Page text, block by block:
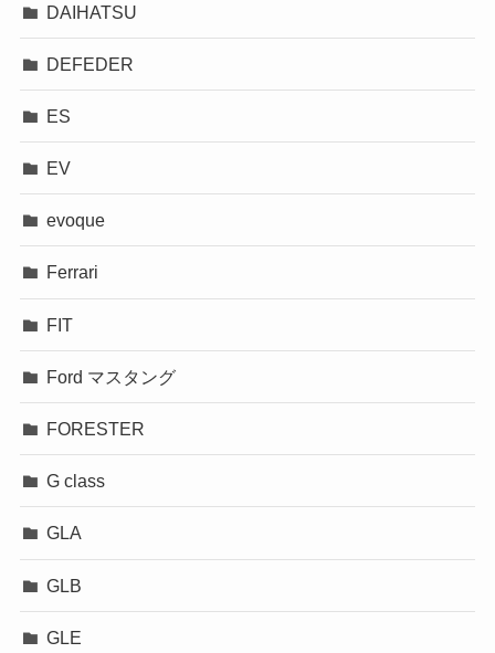
DAIHATSU
DEFEDER
ES
EV
evoque
Ferrari
FIT
Ford マスタング
FORESTER
G class
GLA
GLB
GLE